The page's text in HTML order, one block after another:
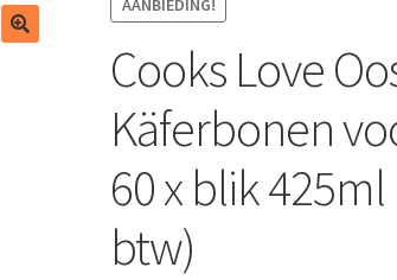
AANBIEDING!
Cooks Love
Käferbonen
60 x blik 425ml
btw)